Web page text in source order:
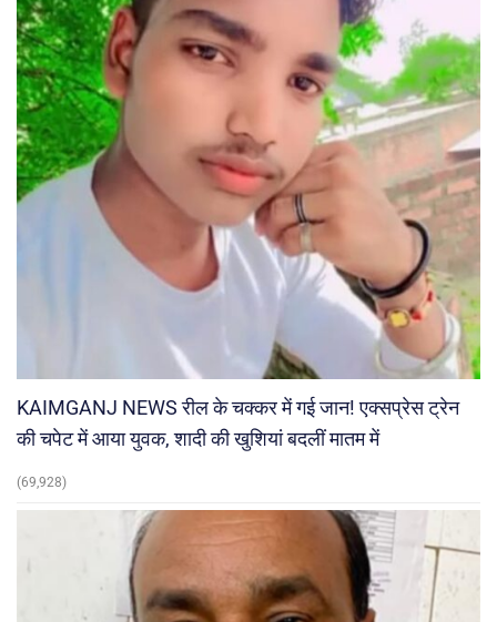
KAIMGANJ NEWS रील के चक्कर में गई जान! एक्सप्रेस ट्रेन
की चपेट में आया युवक, शादी की खुशियां बदलीं मातम में
(69,928)